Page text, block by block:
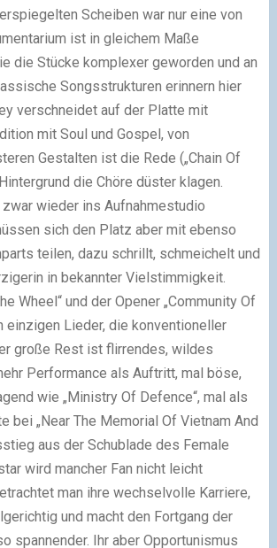
Scheiben war nur eine von
ist in gleichem Maße
die Stücke komplexer geworden und an
Songsstrukturen erinnern hier
verschneidet auf der Platte mit
mit Soul und Gospel, von
Gestalten ist die Rede („Chain Of
die Chöre düster klagen.
wieder ins Aufnahmestudio
sich den Platz aber mit ebenso
teilen, dazu schrillt, schmeichelt und
in bekannter Vielstimmigkeit.
Wheel“ und der Opener „Community Of
einzigen Lieder, die konventioneller
große Rest ist flirrendes, wildes
Performance als Auftritt, mal böse,
wie „Ministry Of Defence“, mal als
bei „Near The Memorial Of Vietnam And
aus der Schublade des Female
wird mancher Fan nicht leicht
man ihre wechselvolle Karriere,
und macht den Fortgang der
spannender. Ihr aber Opportunismus